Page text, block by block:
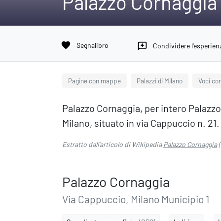
favorite Segnalibro reviews Condividere
Pagine con mappe Palazzi di Milano Voci
Palazzo Cornaggia, per intero
Milano, situato in via Cappuccio n. 21.
Estratto dall'articolo di WikipediaPalazzo Cornaggia
Palazzo Cornaggia
Via Cappuccio, Milano Municipio 1